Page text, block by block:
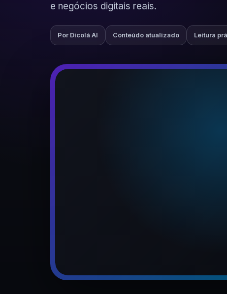
e negócios digitais reais.
Por Dicolá AI Conteúdo atualizado Leitura